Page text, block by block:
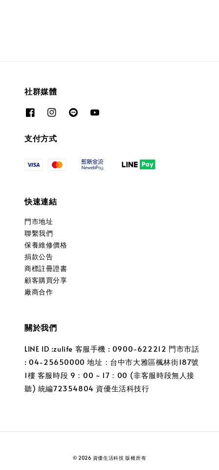
社群媒體
支付方式
快速連結
門市地址
聯繫我們
保養維修價格
捐款公告
商標註冊證書
顧客購買分享
廠商合作
關於我們
LINE ID :zulife 客服手機 : 0900-622212 門市市話
: 04-25650000 地址：台中市大雅區楓林街187號
1樓 客服時段 9：00 ~ 17：00 (非客服時段無人接
聽) 統編72354804 資優生活科技行
© 2026 資優生活科技 版權所有